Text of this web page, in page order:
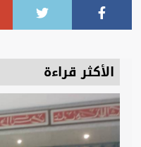
الأكثر قراءة